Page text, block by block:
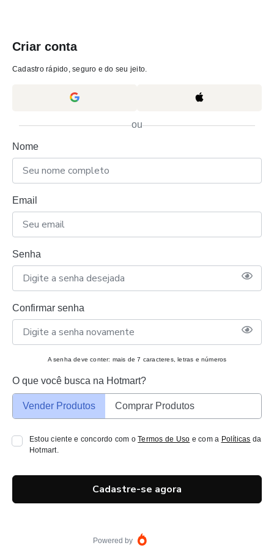
Criar conta
Cadastro rápido, seguro e do seu jeito.
ou
Nome
Email
Senha
Confirmar senha
A senha deve conter: mais de 7 caracteres, letras e números
O que você busca na Hotmart?
Vender Produtos Comprar Produtos
Estou ciente e concordo com oTermos de Uso e com a Políticas da
Hotmart.
Cadastre-se agora
Powered by